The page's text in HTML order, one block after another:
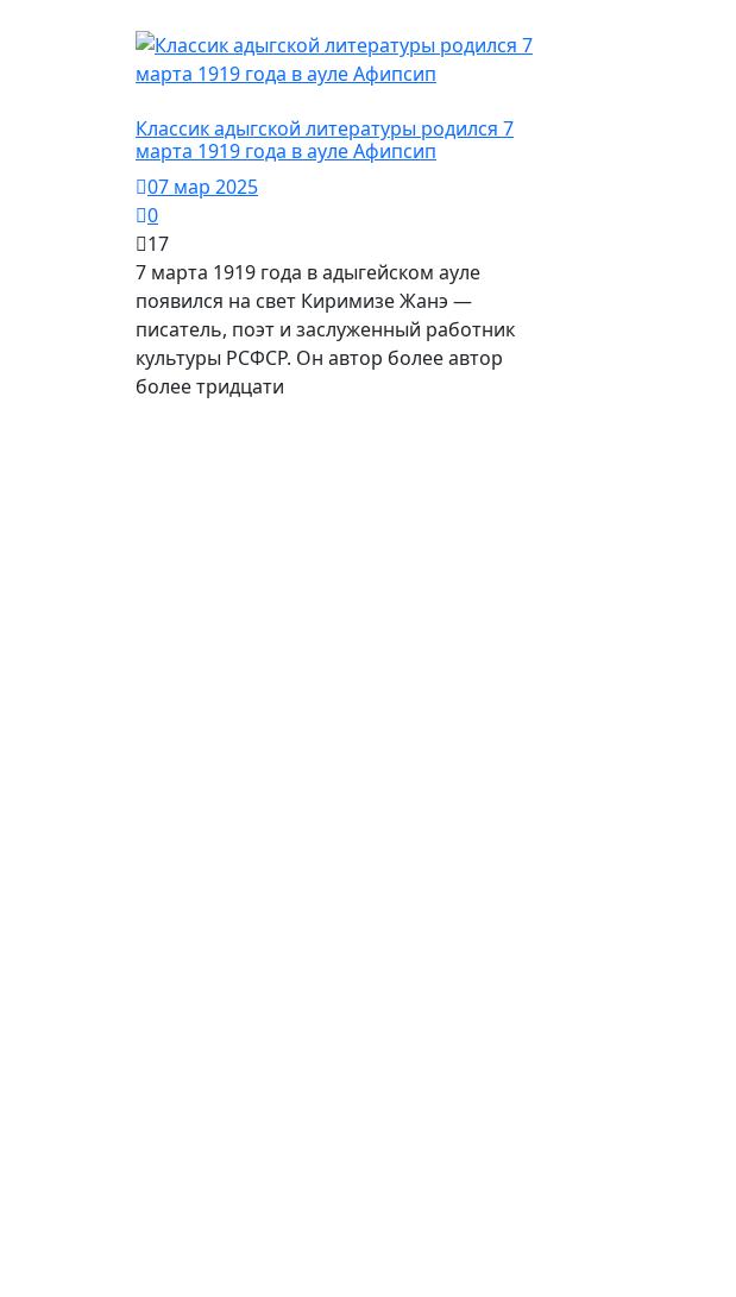
Классик адыгской литературы родился 7
марта 1919 года в ауле Афипсип
07 мар 2025
0
17
7 марта 1919 года в адыгейском ауле
появился на свет Киримизе Жанэ —
писатель, поэт и заслуженный работник
культуры РСФСР. Он автор более автор
более тридцати